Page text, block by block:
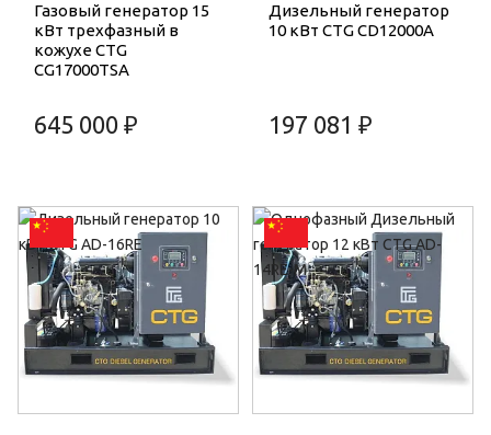
Газовый генератор 15
кВт трехфазный в
кожухе CTG
CG17000TSA
645 000 ₽
Дизельный генератор
10 кВт CTG CD12000A
197 081 ₽